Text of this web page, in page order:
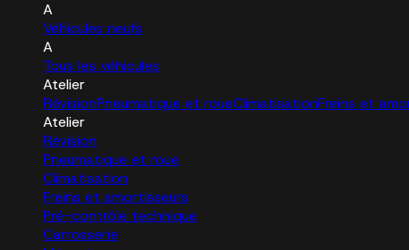
A
Véhicules neufs
A
Tous les véhicules
Atelier
RévisionPneumatique et roueClimatisationFreins et
Atelier
Révision
Pneumatique et roue
Climatisation
Freins et amortisseurs
Pré-contrôle technique
Carrosserie